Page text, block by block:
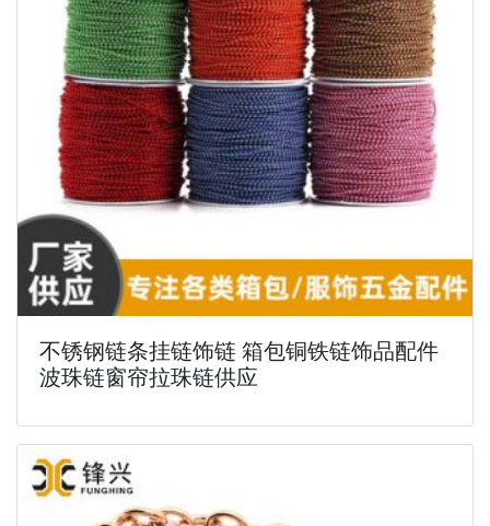
不锈钢链条挂链饰链 箱包铜铁链饰品配件
波珠链窗帘拉珠链供应